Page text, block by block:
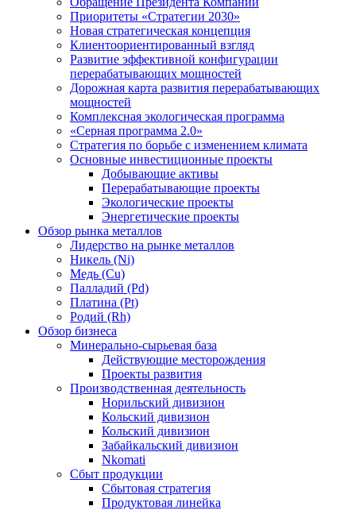
Приоритеты «Стратегии 2030»
Новая стратегическая концепция
Клиентоориентированный взгляд
Развитие эффективной конфигурации
перерабатывающих мощностей
Дорожная карта развития перерабатывающих
мощностей
Комплексная экологическая программа
«Серная программа 2.0»
Стратегия по борьбе с изменением климата
Основные инвестиционные проекты
Добывающие активы
Перерабатывающие проекты
Экологические проекты
Энергетические проекты
Обзор рынка металлов
Лидерство на рынке металлов
Никель (Ni)
Медь (Cu)
Палладий (Pd)
Платина (Pt)
Родий (Rh)
Обзор бизнеса
Минерально-сырьевая база
Действующие месторождения
Проекты развития
Производственная деятельность
Норильский дивизион
Кольский дивизион
Кольский дивизион
Забайкальский дивизион
Nkomati
Сбыт продукции
Сбытовая стратегия
Продуктовая линейка